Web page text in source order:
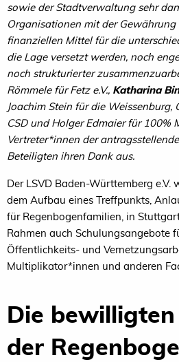
sowie der Stadtverwaltung sehr
Organisationen mit der
finanziellen Mittel für die
die Lage versetzt werden, noch
noch strukturierter
Römmele für Fetz e.V., Katharina
Joachim Stein für die Weissenburg,
CSD und Holger Edmaier für 100%
Vertreter*innen der
Beteiligten ihren Dank aus.
Der LSVD Baden-Württemberg e.V.
dem Aufbau eines Treffpunkts,
für Regenbogenfamilien, in
Rahmen auch Schulungsangebote
Öffentlichkeits- und
Multiplikator*innen und anderen
Die
der